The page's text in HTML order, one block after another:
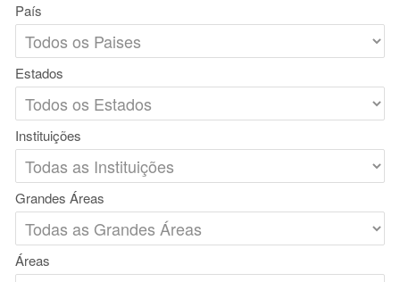
País
Estados
Instituições
Grandes Áreas
Áreas